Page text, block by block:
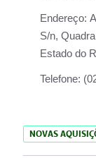
Endereço:
S/n,
Estado do
Telefone:
NOVAS